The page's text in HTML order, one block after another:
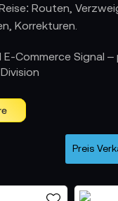
Routen,
Korrekturen.
und
sorgt dafür,
richtigen Stelle
oder
Knotenpunkten, das
E-Commerce Signal